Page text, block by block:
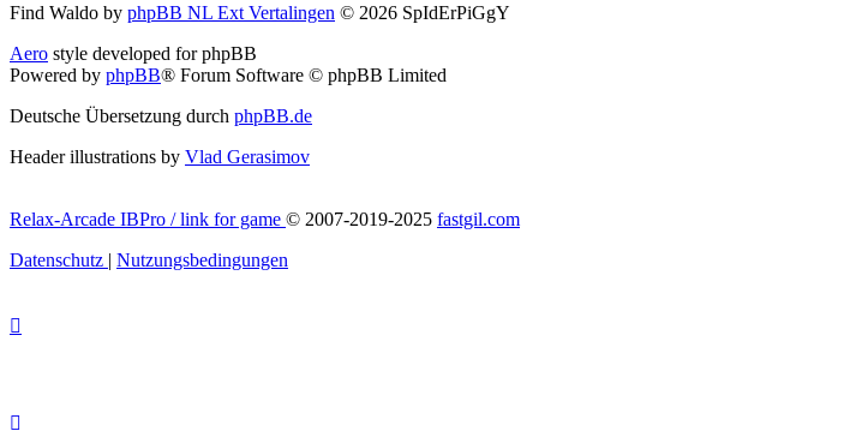
Find Waldo by phpBB NL Ext Vertalingen © 2026 SpIdErPiGgY
Aero style developed for phpBB
Powered by phpBB® Forum Software © phpBB Limited
Deutsche Übersetzung durch phpBB.de
Header illustrations by Vlad Gerasimov
Relax-Arcade IBPro / link for game © 2007-2019-2025 fastgil.com
Datenschutz | Nutzungsbedingungen